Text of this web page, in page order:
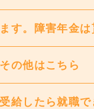
す。障害年金は
の他はこちら
したら就職で